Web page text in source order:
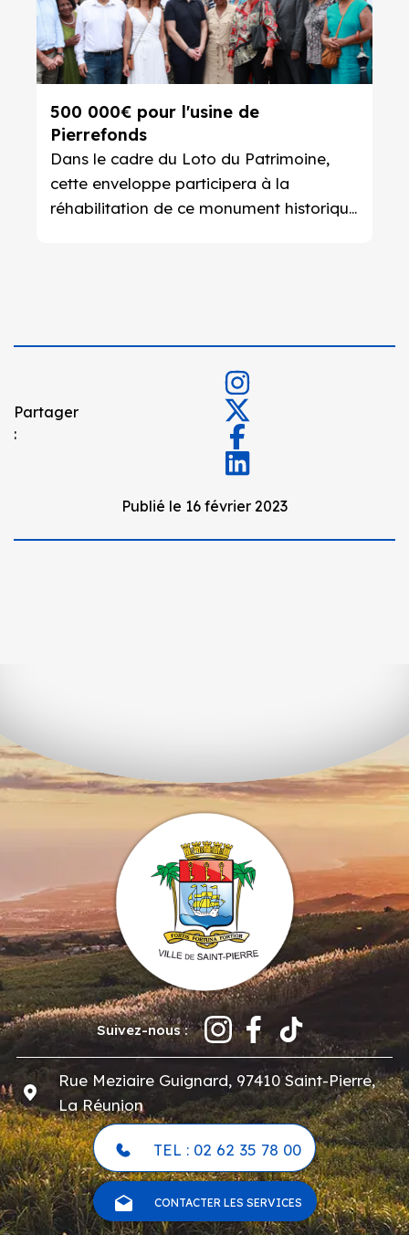
500 000€ pour l'usine de
Pierrefonds
Dans le cadre du Loto du Patrimoine,
cette enveloppe participera à la
réhabilitation de ce monument historique
Partager
:
Publié le 16 février 2023
Suivez-nous :
Rue Meziaire Guignard, 97410 Saint-Pierre,
La Réunion
TEL : 02 62 35 78 00
CONTACTER LES SERVICES